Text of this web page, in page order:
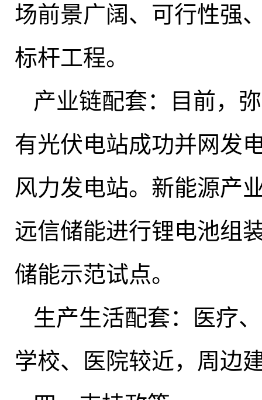
场前景广阔、可行性强
标杆工程。
产业链配套：目前，
有光伏电站成功并网发
风力发电站。 新能源产
远信储能进行锂电池组
储能示范试点。
生产生活配套：医疗
学校、医院较近，周边